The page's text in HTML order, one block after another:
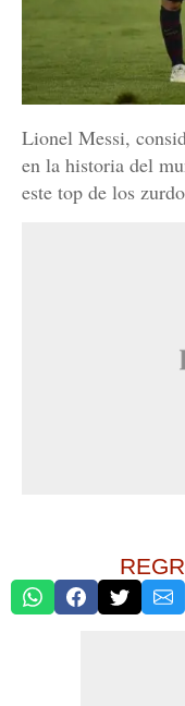
Lionel Messi,
en la historia del
este top de los